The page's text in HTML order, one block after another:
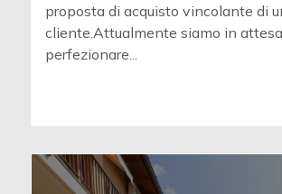
proposta di acquisto vincolante di
cliente.Attualmente siamo in
perfezionare...